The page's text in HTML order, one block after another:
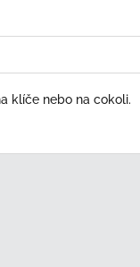
klíče nebo na cokoli.